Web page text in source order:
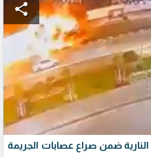
share
ضمن صراع عصابات الجريمة